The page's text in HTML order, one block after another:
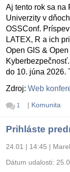
Aj tento rok sa na
Univerzity v
OSSConf.
LATEX, R a ich
Open GIS &
do 10. júna 2026.
Zdroj: Web
1 | Komunita
Prihláste
24.01 | 14:45 |
Dátum udalosti: